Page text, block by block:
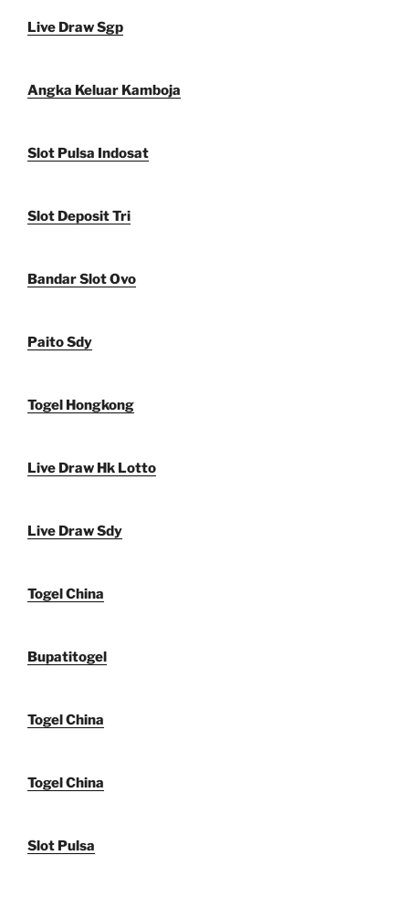
Live Draw Sgp
Angka Keluar Kamboja
Slot Pulsa Indosat
Slot Deposit Tri
Bandar Slot Ovo
Paito Sdy
Togel Hongkong
Live Draw Hk Lotto
Live Draw Sdy
Togel China
Bupatitogel
Togel China
Togel China
Slot Pulsa